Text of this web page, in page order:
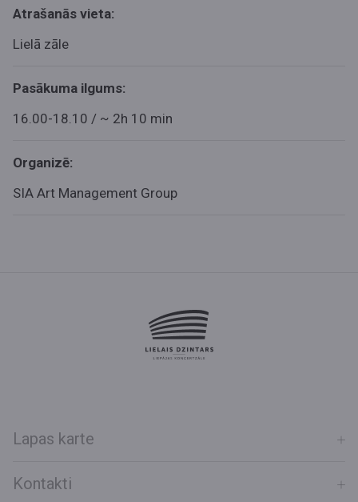
Atrašanās vieta:
Lielā zāle
Pasākuma ilgums:
16.00-18.10 / ~ 2h 10 min
Organizē:
SIA Art Management Group
Lapas karte
Kontakti